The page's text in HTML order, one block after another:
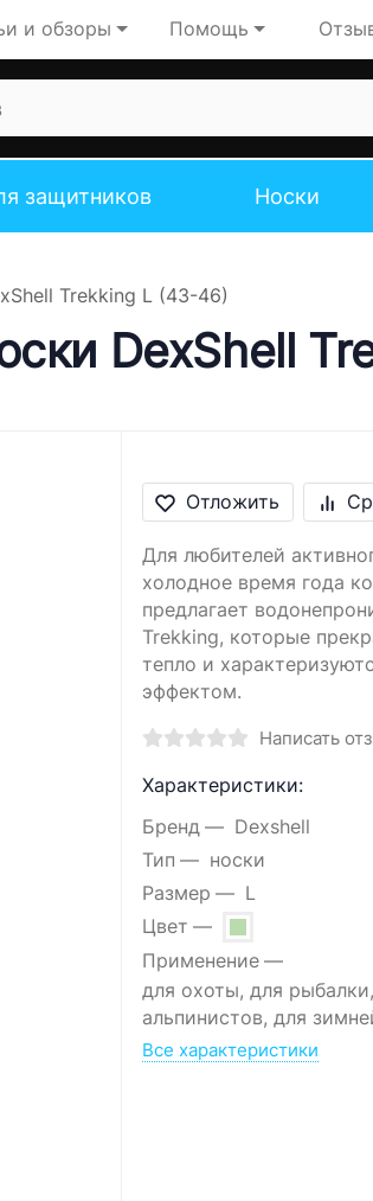
и обзоры Помощь
защитников Носки
Trekking L (43-46)
DexShell
Отложить
Для любителей
холодное время года
предлагает
Trekking, которые
тепло и
эффектом.
Написать
Характеристики:
Бренд
Dexshell
Тип
носки
Размер
L
Цвет
Применение
для охоты, для
альпинистов, для
Все характеристики